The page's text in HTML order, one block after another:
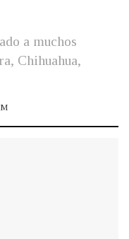
a muchos
Chihuahua,